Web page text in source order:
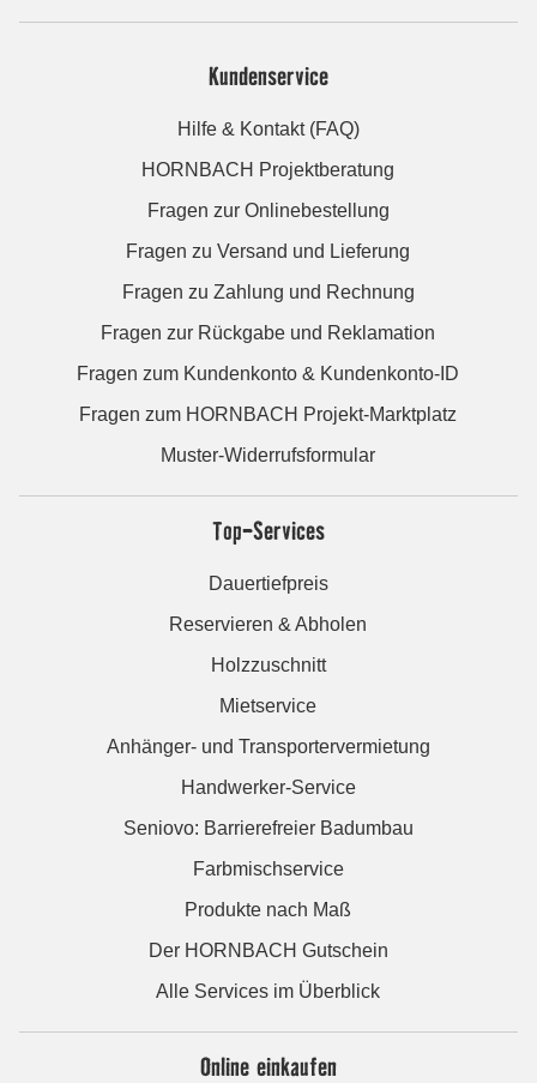
Kundenservice
Hilfe & Kontakt (FAQ)
HORNBACH Projektberatung
Fragen zur Onlinebestellung
Fragen zu Versand und Lieferung
Fragen zu Zahlung und Rechnung
Fragen zur Rückgabe und Reklamation
Fragen zum Kundenkonto & Kundenkonto-ID
Fragen zum HORNBACH Projekt-Marktplatz
Muster-Widerrufsformular
Top-Services
Dauertiefpreis
Reservieren & Abholen
Holzzuschnitt
Mietservice
Anhänger- und Transportervermietung
Handwerker-Service
Seniovo: Barrierefreier Badumbau
Farbmischservice
Produkte nach Maß
Der HORNBACH Gutschein
Alle Services im Überblick
Online einkaufen